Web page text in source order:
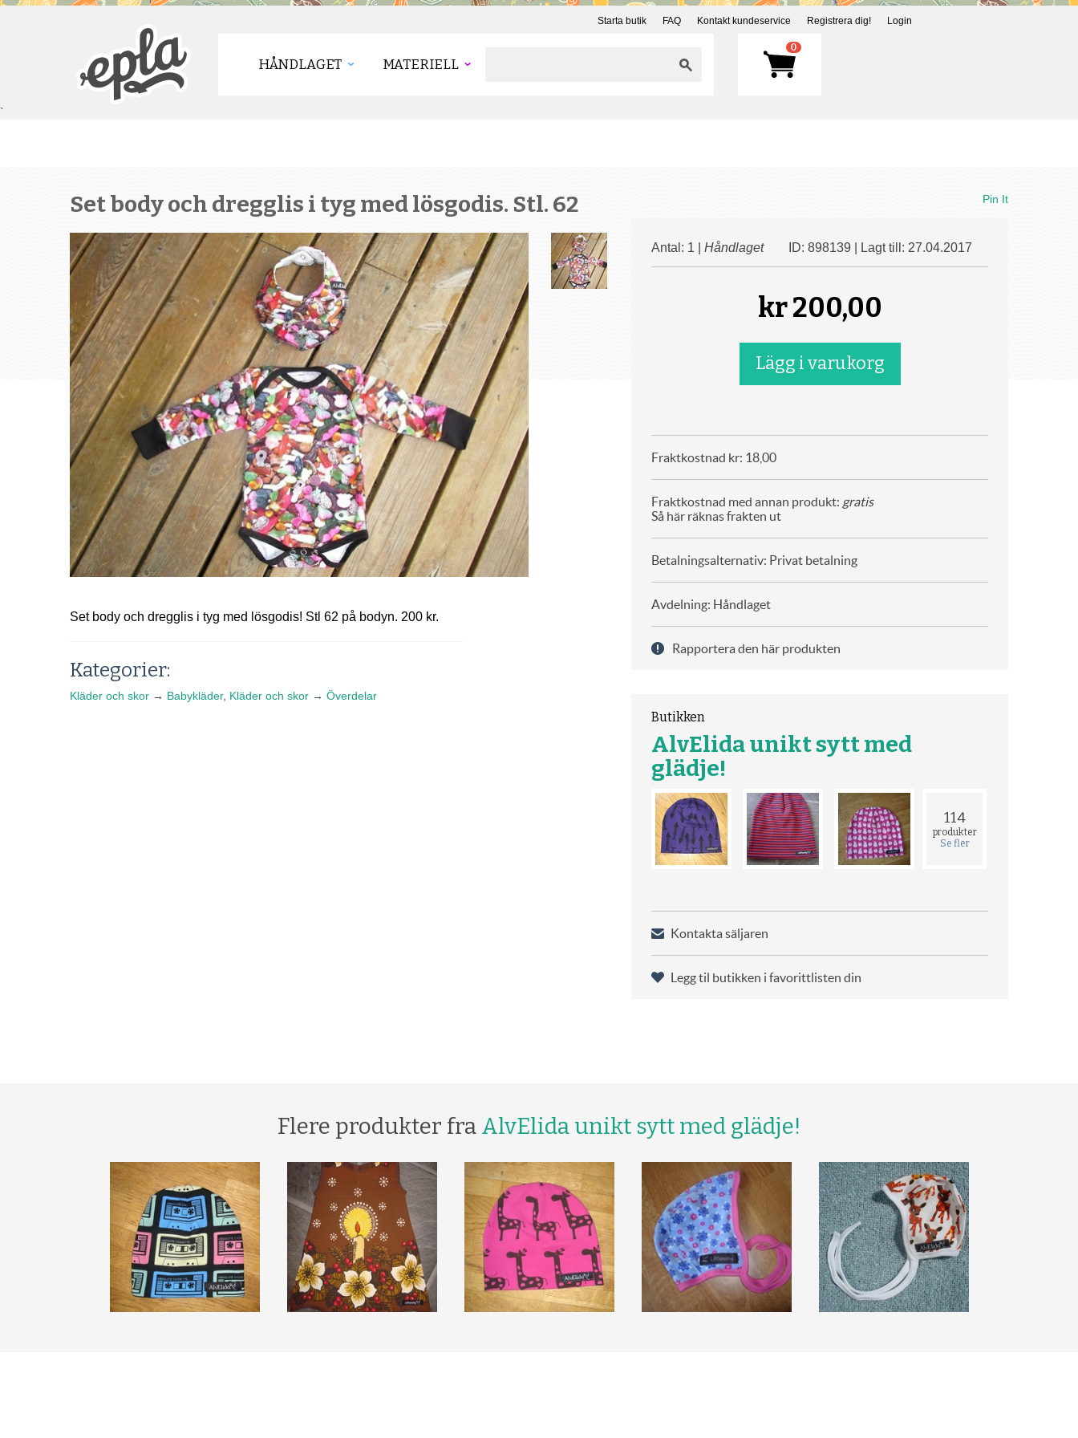
Starta butik FAQ Kontakt kundeservice Registrera dig! Login
HÅNDLAGET MATERIELL
0
`
Set body och dregglis i tyg med lösgodis. Stl. 62
Set body och dregglis i tyg med lösgodis! Stl 62 på bodyn. 200 kr.
Kategorier:
Kläder och skor → Babykläder, Kläder och skor → Överdelar
Pin It
Antal: 1 | Håndlaget ID: 898139 | Lagt till: 27.04.2017
kr200,00
Fraktkostnad kr: 18,00
Fraktkostnad med annan produkt: gratis
Så här räknas frakten ut
Betalningsalternativ: Privat betalning
Avdelning: Håndlaget
Rapportera den här produkten
Butikken
AlvElida unikt sytt med
glädje!
114
produkter
Se fler
Kontakta säljaren
Legg til butikken i favorittlisten din
Flere produkter fra AlvElida unikt sytt med glädje!